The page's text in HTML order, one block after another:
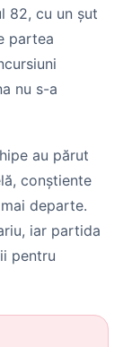
82, cu un șut
partea
nu s-a
au părut
conștiente
departe.
iar partida
pentru